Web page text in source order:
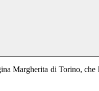
Margherita di Torino,